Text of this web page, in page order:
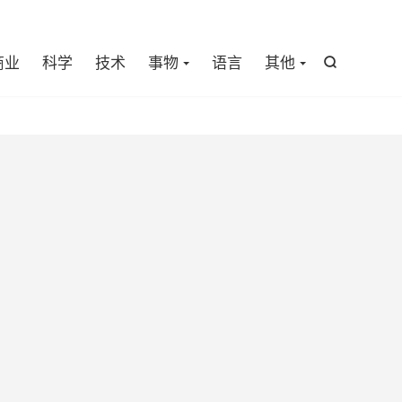

业 科学 技术 事物 语言 其他